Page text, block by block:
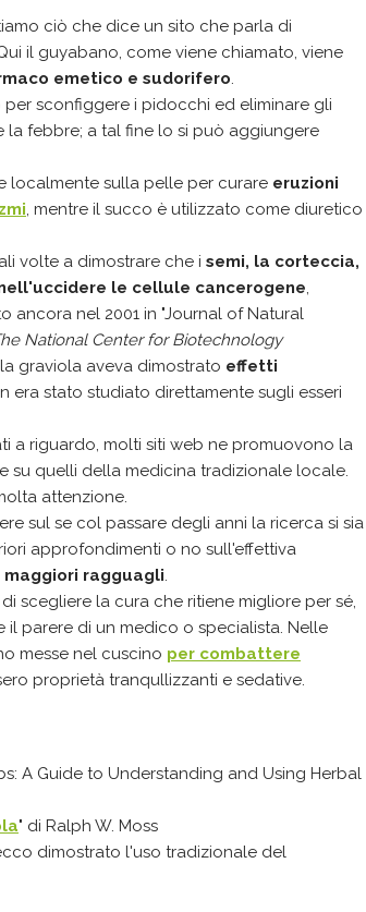
ciò che dice un sito che parla di
il guyabano, come viene chiamato, viene
emetico e sudorifero.
sconfiggere i pidocchi ed eliminare gli
febbre; a tal fine lo si può aggiungere
localmente sulla pelle per curare eruzioni
, mentre il succo è utilizzato come diuretico
volte a dimostrare che i semi, la corteccia,
le cellule cancerogene,
ancora nel 2001 in "Journal of Natural
National Center for Biotechnology
graviola aveva dimostrato effetti
era stato studiato direttamente sugli esseri
a riguardo, molti siti web ne promuovono la
su quelli della medicina tradizionale locale.
attenzione.
sul se col passare degli anni la ricerca si sia
approfondimenti o no sull'effettiva
ragguagli.
scegliere la cura che ritiene migliore per sé,
parere di un medico o specialista. Nelle
messe nel cuscino per combattere
proprietà tranqullizzanti e sedative.
A Guide to Understanding and Using Herbal
" di Ralph W. Moss
dimostrato l'uso tradizionale del